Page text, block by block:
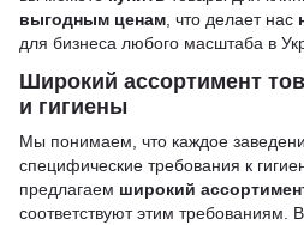
выгодным ценам, что делает нас
для бизнеса любого масштаба в
Широкий ассортимент
и гигиены
Мы понимаем, что каждое
специфические требования к
предлагаем широкий
соответствуют этим требованиям.